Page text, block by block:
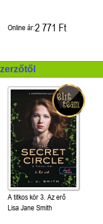
Online ár:2 771 Ft
A titkos kör 3. Az erő
Lisa Jane Smith